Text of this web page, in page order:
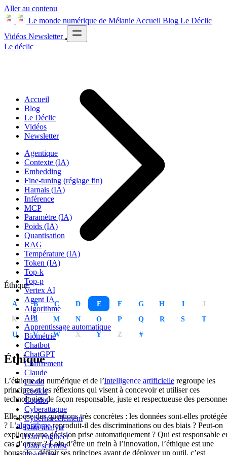
Aller au contenu
Le monde numérique de Mélanie Accueil Blog Le Déclic
Vidéos Newsletter
Accueil
Blog
Le Déclic
Vidéos
Newsletter
Agentique
Contexte (IA)
Embedding
Fine-tuning (réglage fin)
Harnais (IA)
Inférence
MCP
Paramètre (IA)
Poids (IA)
Quantisation
RAG
Température (IA)
Token (IA)
Top-k
Top-p
Vertex AI
Agent IA
Algorithme
API
Apprentissage automatique
Biométrie
Chatbot
ChatGPT
Chiffrement
Claude
Cloud
Cookie
Copilot
Cyberattaque
Cyberharcèlement
Data analyst
Data engineer
Data scientist
Le déclic
Éthique
A B C D E F G H I J
K L M N O P Q R S T
U V W X Y Z #
Éthique
L’éthique du numérique et de l’intelligence artificielle regroupe les
principes et les réflexions qui visent à concevoir et utiliser ces
technologies de façon responsable, juste et respectueuse des
Elle pose des questions très concrètes : les données sont-elles
? L’algorithmereproduit-il des discriminations ou des biais ? Peut-on
expliquer une décision prise automatiquement ? Qui est responsable
cas d’erreur ? Loin d’être un frein à l’innovation, l’éthique est une
boussole : définir ses principes avant de déployer un outil, c’est